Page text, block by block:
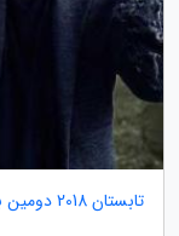
تابستان 2018 دومین باکس آفیس پرفروش کل تاریخ سینما شد